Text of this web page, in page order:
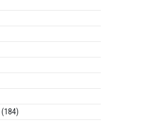
(184)